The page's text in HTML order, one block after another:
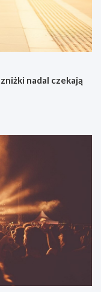
nadal czekają